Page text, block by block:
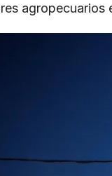
agropecuarios